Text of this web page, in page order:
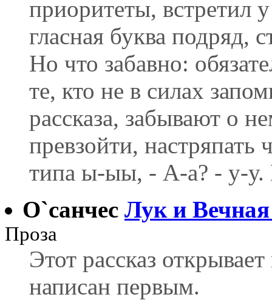
приоритеты, встретил
гласная буква подряд,
Но что забавно:
те, кто не в силах
рассказа, забывают о
превзойти,
типа ы-ыы, - А-а? - у-
О`санчес Лук и
Проза
Этот рассказ
написан первым.